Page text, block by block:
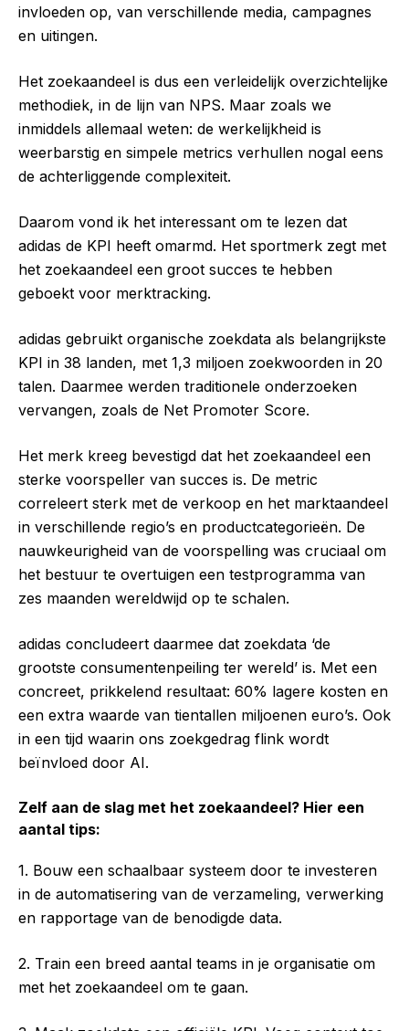
invloeden op, van verschillende media, campagnes
en uitingen.
Het zoekaandeel is dus een verleidelijk overzichtelijke
methodiek, in de lijn van NPS. Maar zoals we
inmiddels allemaal weten: de werkelijkheid is
weerbarstig en simpele metrics verhullen nogal eens
de achterliggende complexiteit.
Daarom vond ik het interessant om te lezen dat
adidas de KPI heeft omarmd. Het sportmerk zegt met
het zoekaandeel een groot succes te hebben
geboekt voor merktracking.
adidas gebruikt organische zoekdata als belangrijkste
KPI in 38 landen, met 1,3 miljoen zoekwoorden in 20
talen. Daarmee werden traditionele onderzoeken
vervangen, zoals de Net Promoter Score.
Het merk kreeg bevestigd dat het zoekaandeel een
sterke voorspeller van succes is. De metric
correleert sterk met de verkoop en het marktaandeel
in verschillende regio’s en productcategorieën. De
nauwkeurigheid van de voorspelling was cruciaal om
het bestuur te overtuigen een testprogramma van
zes maanden wereldwijd op te schalen.
adidas concludeert daarmee dat zoekdata ‘de
grootste consumentenpeiling ter wereld’ is. Met een
concreet, prikkelend resultaat: 60% lagere kosten en
een extra waarde van tientallen miljoenen euro’s. Ook
in een tijd waarin ons zoekgedrag flink wordt
beïnvloed door AI.
Zelf aan de slag met het zoekaandeel? Hier een
aantal tips:
1. Bouw een schaalbaar systeem door te investeren
in de automatisering van de verzameling, verwerking
en rapportage van de benodigde data.
2. Train een breed aantal teams in je organisatie om
met het zoekaandeel om te gaan.